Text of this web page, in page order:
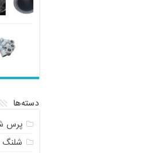
دسته‌ها
پرس
شلنگ